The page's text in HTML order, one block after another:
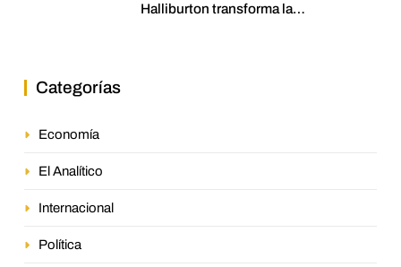
Halliburton transforma la
Categorías
Economía
El Analítico
Internacional
Política